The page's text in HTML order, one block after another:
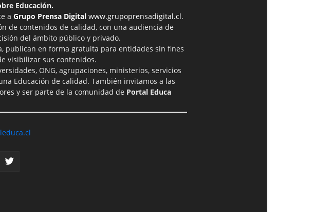
Educación.
a Grupo Prensa Digitalwww.grupoprensadigital.cl.
de contenidos de calidad, con una audiencia de
del ámbito público y privado.
publican en forma gratuita para entidades sin fines
visibilizar sus contenidos.
ONG, agrupaciones, ministerios, servicios
Educación de calidad. También invitamos a las
y ser parte de la comunidad de Portal Educa